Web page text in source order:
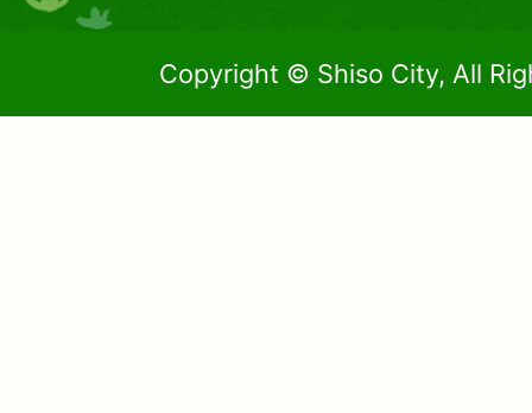
Copyright © Shiso City, All